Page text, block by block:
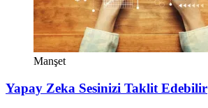
Manşet
Yapay Zeka Sesinizi Taklit Edebilir